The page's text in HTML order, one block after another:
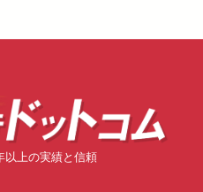
上の実績と信頼